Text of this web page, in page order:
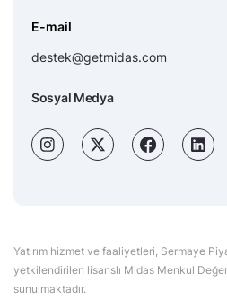
E-mail
destek@getmidas.com
Sosyal Medya
Yatırım hizmet ve faaliyetleri, Sermaye
yetkilendirilen lisanslı Midas Menkul
sunulmaktadır.